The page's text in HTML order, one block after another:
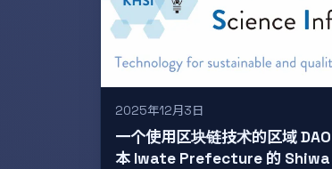
2025年12月3日
一个使用区块链技术的区域
本 Iwate Prefecture 的 Shiwa